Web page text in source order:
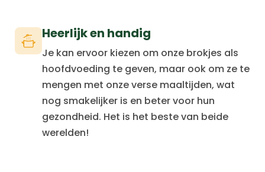
Heerlijk en handig
Je kan ervoor kiezen om onze brokjes als
hoofdvoeding te geven, maar ook om ze te
mengen met onze verse maaltijden, wat
nog smakelijker is en beter voor hun
gezondheid. Het is het beste van beide
werelden!